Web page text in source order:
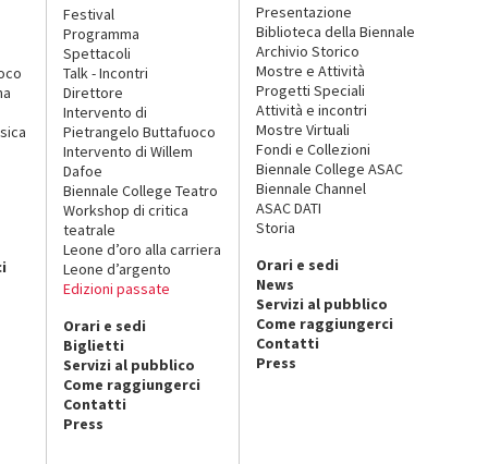
Festival
Programma
Spettacoli
Talk - Incontri
Direttore
Intervento di
Pietrangelo Buttafuoco
Intervento di Willem
Dafoe
Biennale College Teatro
Workshop di critica
teatrale
Leone d’oro alla carriera
Leone d’argento
Edizioni passate
Orari e sedi
Biglietti
Servizi al pubblico
Come raggiungerci
Contatti
Press
Presentazione
Biblioteca della Biennale
Archivio Storico
Mostre e Attività
Progetti Speciali
Attività e incontri
Mostre Virtuali
Fondi e Collezioni
Biennale College ASAC
Biennale Channel
ASAC DATI
Storia
Orari e sedi
News
Servizi al pubblico
Come raggiungerci
Contatti
Press